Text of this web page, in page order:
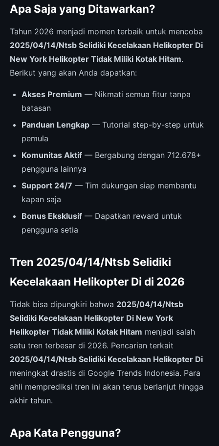
Apa Saja yang Ditawarkan?
Tahun 2026 menjadi momen terbaik untuk mencoba
2025/04/14/Ntsb Selidiki Kecelakaan Helikopter Di
New York Helikopter Tidak Miliki Kotak Hitam.
Berikut yang akan Anda dapatkan:
Akses Premium — Nikmati semua fitur tanpa
batasan
Panduan Lengkap — Tutorial step-by-step untuk
pemula
Komunitas Aktif — Bergabung dengan 712.678+
pengguna lainnya
Support 24/7 — Tim dukungan siap membantu
kapan saja
Bonus Eksklusif — Dapatkan reward untuk
pengguna setia
Tren 2025/04/14/Ntsb Selidiki
Kecelakaan Helikopter Di di 2026
Tidak bisa dipungkiri bahwa 2025/04/14/Ntsb
Selidiki Kecelakaan Helikopter Di New York
Helikopter Tidak Miliki Kotak Hitam menjadi salah
satu tren terbesar di 2026. Pencarian terkait
2025/04/14/Ntsb Selidiki Kecelakaan Helikopter Di
meningkat drastis di Google Trends Indonesia. Para
ahli memprediksi tren ini akan terus berlanjut hingga
akhir tahun.
Apa Kata Pengguna?